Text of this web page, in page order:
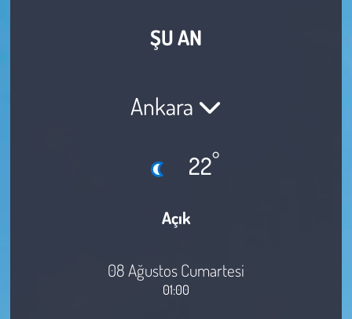
ŞU AN
Ankara
22°
Açık
08 Ağustos Cumartesi
01:00